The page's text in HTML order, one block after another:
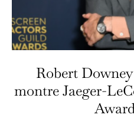
Robert
montre Jaeger-